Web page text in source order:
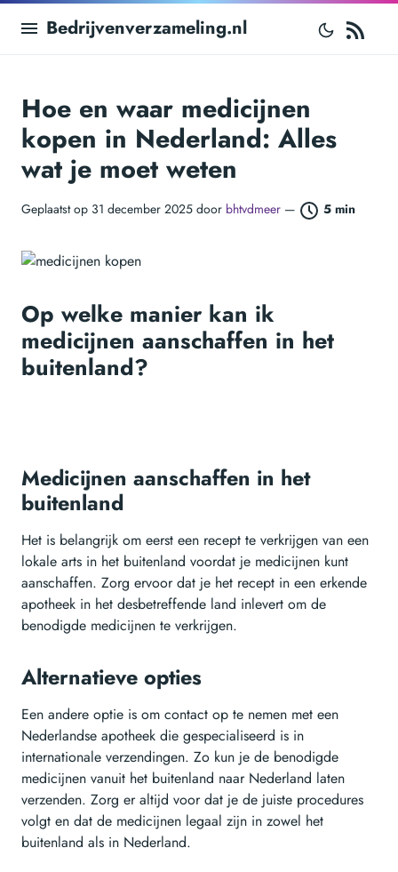
Bedrijvenverzameling.nl
Hoe en waar medicijnen
kopen in Nederland: Alles
wat je moet weten
Geplaatst op 31 december 2025 door bhtvdmeer — 5 min
Op welke manier kan ik
medicijnen aanschaffen in het
buitenland?
Medicijnen aanschaffen in het
buitenland
Het is belangrijk om eerst een recept te verkrijgen van een
lokale arts in het buitenland voordat je medicijnen kunt
aanschaffen. Zorg ervoor dat je het recept in een erkende
apotheek in het desbetreffende land inlevert om de
benodigde medicijnen te verkrijgen.
Alternatieve opties
Een andere optie is om contact op te nemen met een
Nederlandse apotheek die gespecialiseerd is in
internationale verzendingen. Zo kun je de benodigde
medicijnen vanuit het buitenland naar Nederland laten
verzenden. Zorg er altijd voor dat je de juiste procedures
volgt en dat de medicijnen legaal zijn in zowel het
buitenland als in Nederland.